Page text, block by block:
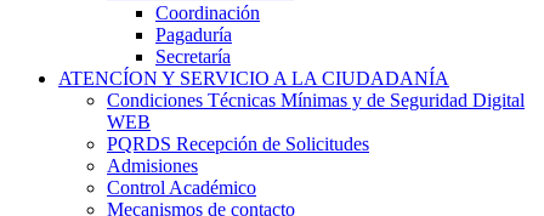
Coordinación
Pagaduría
Secretaría
ATENCÍON Y SERVICIO A LA CIUDADANÍA
Condiciones Técnicas Mínimas y de Seguridad Digital
WEB
PQRDS Recepción de Solicitudes
Admisiones
Control Académico
Mecanismos de contacto